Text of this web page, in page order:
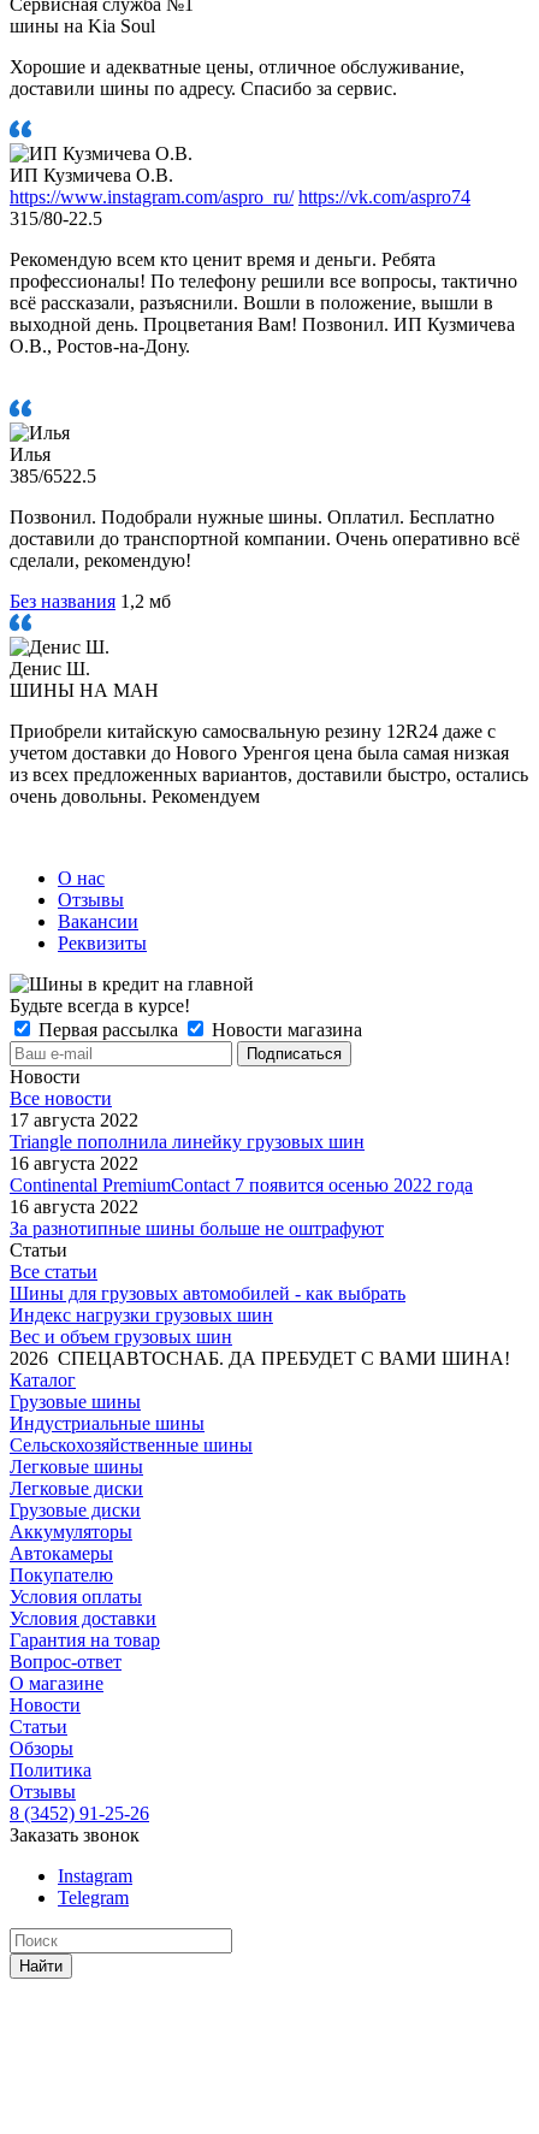
шины на Kia Soul
Хорошие и адекватные цены, отличное обслуживание,
доставили шины по адресу. Спасибо за сервис.
ИП Кузмичева О.В.
https://www.instagram.com/aspro_ru/ https://vk.com/aspro74
315/80-22.5
Рекомендую всем кто ценит время и деньги. Ребята
профессионалы! По телефону решили все вопросы, тактично
всё рассказали, разъяснили. Вошли в положение, вышли в
выходной день. Процветания Вам! Позвонил. ИП Кузмичева
О.В., Ростов-на-Дону.
Илья
385/6522.5
Позвонил. Подобрали нужные шины. Оплатил. Бесплатно
доставили до транспортной компании. Очень оперативно всё
сделали, рекомендую!
Без названия 1,2 мб
Денис Ш.
ШИНЫ НА МАН
Приобрели китайскую самосвальную резину 12R24 даже с
учетом доставки до Нового Уренгоя цена была самая низкая
из всех предложенных вариантов, доставили быстро, остались
очень довольны. Рекомендуем
О нас
Отзывы
Вакансии
Реквизиты
Будьте всегда в курсе!
Первая рассылка
Новости магазина
Новости
Все новости
17 августа 2022
Triangle пополнила линейку грузовых шин
16 августа 2022
Continental PremiumContact 7 появится осенью 2022 года
16 августа 2022
За разнотипные шины больше не оштрафуют
Статьи
Все статьи
Шины для грузовых автомобилей - как выбрать
Индекс нагрузки грузовых шин
Вес и объем грузовых шин
2026 СПЕЦАВТОСНАБ. ДА ПРЕБУДЕТ С ВАМИ ШИНА!
Каталог
Грузовые шины
Индустриальные шины
Сельскохозяйственные шины
Легковые шины
Легковые диски
Грузовые диски
Аккумуляторы
Автокамеры
Покупателю
Условия оплаты
Условия доставки
Гарантия на товар
Вопрос-ответ
О магазине
Новости
Статьи
Обзоры
Политика
Отзывы
8 (3452) 91-25-26
Заказать звонок
Instagram
Telegram
Найти